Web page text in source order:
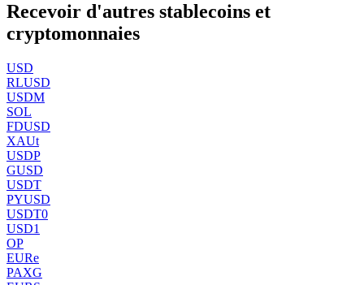
Recevoir d'autres stablecoins et
cryptomonnaies
USD
RLUSD
USDM
SOL
FDUSD
XAUt
USDP
GUSD
USDT
PYUSD
USDT0
USD1
OP
EURe
PAXG